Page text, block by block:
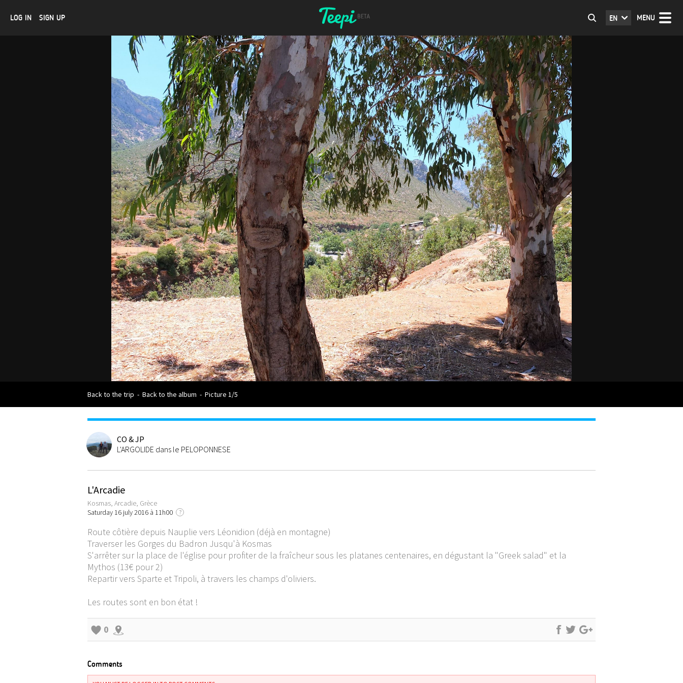
LOG IN SIGN UP MENU
EN
Back to the trip - Back to the album - Picture 1/5
CO & JP
L'ARGOLIDE dans le PELOPONNESE
L'Arcadie
Kosmas, Arcadie, Grèce
Saturday 16 july 2016 à 11h00
?
Route côtière depuis Nauplie vers Léonidion (déjà en montagne)
Traverser les Gorges du Badron Jusqu'à Kosmas
S'arrêter sur la place de l'église pour profiter de la fraîcheur sous les platanes centenaires, en dégustant la "Greek salad" et la
Mythos (13€ pour 2)
Repartir vers Sparte et Tripoli, à travers les champs d'oliviers.
Les routes sont en bon état !
0
Comments